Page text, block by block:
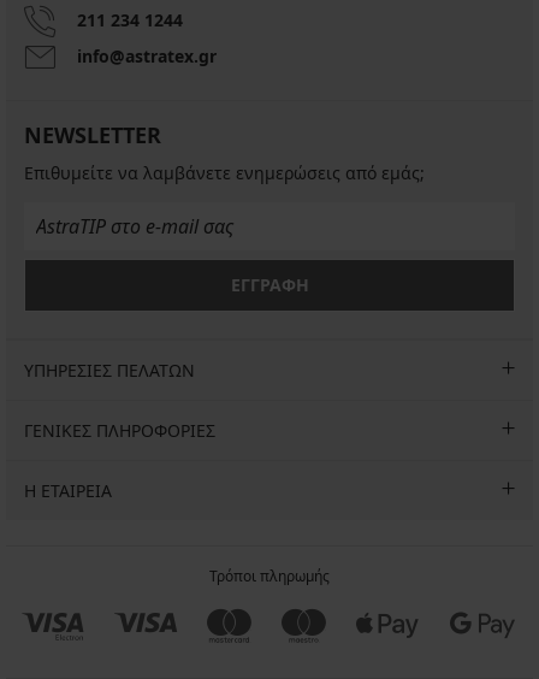
σουτιέν
τιράντες
15,74
κωδικός
211 234 1244
info@astratex.gr
NEWSLETTER
Επιθυμείτε να λαμβάνετε ενημερώσεις από εμάς;
ΕΓΓΡΑΦΗ
ΥΠΗΡΕΣΙΕΣ ΠΕΛΑΤΩΝ
ΓΕΝΙΚΕΣ ΠΛΗΡΟΦΟΡΙΕΣ
Η ΕΤΑΙΡΕΙΑ
Τρόποι πληρωμής